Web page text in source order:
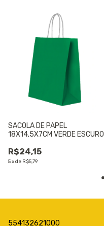
SACOLA DE PAPEL
18X14,5X7CM VERDE ESCURO
R$24,15
5xde R$5,79
554132621000